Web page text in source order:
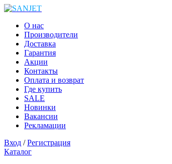
О нас
Производители
Доставка
Гарантия
Акции
Контакты
Оплата и возврат
Где купить
SALE
Новинки
Вакансии
Рекламации
Вход /Регистрация
Каталог